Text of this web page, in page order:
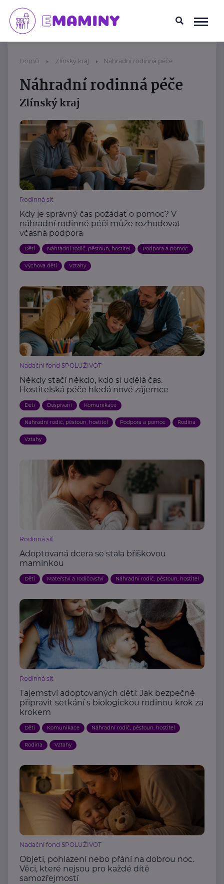
Domů Zlínský kraj Náhradní rodinná péče
Náhradní rodinná péče
Zlínský kraj
Rodinná síť
Kdy je správný čas požádat o pomoc? V
náhradní rodinné péči může rozhodovat
včasná podpora
Děti Náhradní rodič, pěstoun, hostitel Podpora a pomoc
Výchova dětí Vztahy
Nadační fond SPOLUŽIVOT
Někdy stačí někdo, kdo si udělá čas.
Hostitelská péče hledá nové zájemce
Děti Dospívání Komunikace
Náhradní rodič, pěstoun, hostitel Podpora a pomoc Rodina
Vztahy
Rodinná síť
Adoptovaná dcera se stala bříškovou
maminkou
Děti Mateřství a rodičovství Náhradní rodič, pěstoun, hostitel
Rodinná síť
Tajemství adoptovaných dětí: Jak bezpečně
připravit setkání s biologickou rodinou krok za
krokem
Děti Komunikace Náhradní rodič, pěstoun, hostitel
Rodina Vztahy
Nadační fond SPOLUŽIVOT
Objetí, pohlazení nebo přání na dobrou noc.
Věci, které nejsou pro každé dítě
samozřejmostí